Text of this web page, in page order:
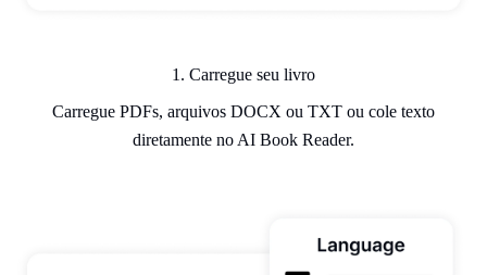
1. Carregue seu livro
Carregue PDFs, arquivos DOCX ou TXT ou cole texto
diretamente no AI Book Reader.